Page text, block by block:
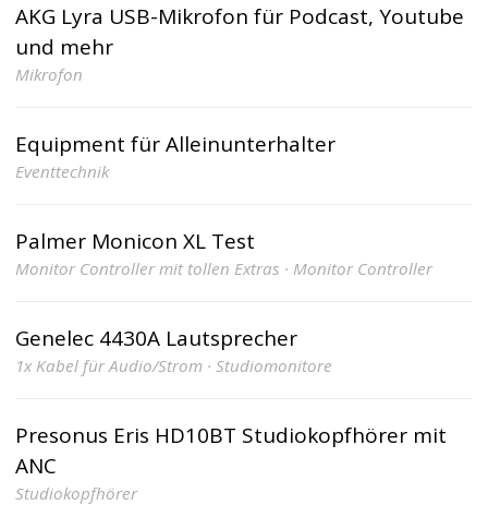
AKG Lyra USB-Mikrofon für Podcast, Youtube
und mehr
Mikrofon
Equipment für Alleinunterhalter
Eventtechnik
Palmer Monicon XL Test
Monitor Controller mit tollen Extras · Monitor Controller
Genelec 4430A Lautsprecher
1x Kabel für Audio/Strom · Studiomonitore
Presonus Eris HD10BT Studiokopfhörer mit
ANC
Studiokopfhörer